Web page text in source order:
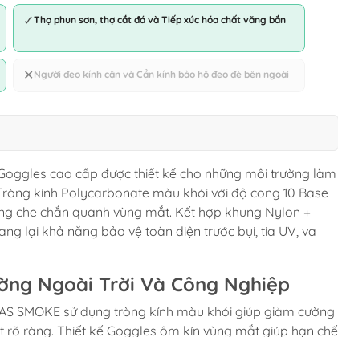
✓Thợ phun sơn, thợ cắt đá và Tiếp xúc hóa chất văng bắn
✕ Người đeo kính cận và Cần kính bảo hộ đeo đè bên ngoài
cao cấp được thiết kế cho những môi trường làm
kính Polycarbonate màu khói với độ cong 10 Base
che chắn quanh vùng mắt. Kết hợp khung Nylon +
lại khả năng bảo vệ toàn diện trước bụi, tia UV, va
Ngoài Trời Và Công Nghiệp
SMOKE sử dụng tròng kính màu khói giúp giảm cường
ràng. Thiết kế Goggles ôm kín vùng mắt giúp hạn chế